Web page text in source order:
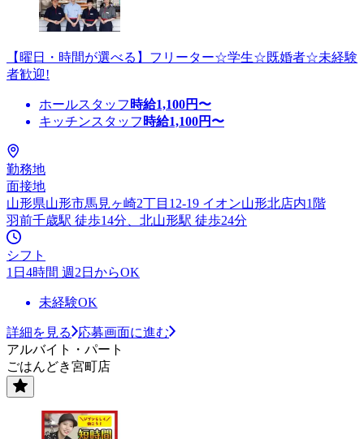
【曜日・時間が選べる】フリーター☆学生☆既婚者☆未経験
者歓迎!
ホールスタッフ 時給1,100円〜
キッチンスタッフ 時給1,100円〜
勤務地
面接地
山形県山形市馬見ヶ崎2丁目12-19 イオン山形北店内1階
羽前千歳駅 徒歩14分、北山形駅 徒歩24分
シフト
1日4時間 週2日からOK
未経験OK
詳細を見る
応募画面に進む
アルバイト・パート
ごはんどき宮町店